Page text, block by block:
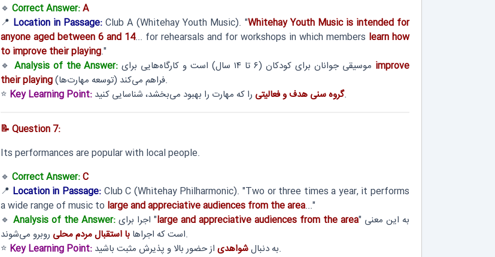
🔹 Correct Answer:A
📍 Location in Passage: Club A (Whitehay Youth Music). "Whitehay Youth Music is intended for
anyone aged between 6 and 14... for rehearsals and for workshops in which members learn how
to improve their playing."
🔹 Analysis of the Answer:
improve
their playing
(توسعه مهارت‌ها) فراهم می‌کند.
⭐ Key Learning Point: گروه سنی هدف و فعالیتیرا که مهارت را بهبود می‌بخشد، شناسایی کنید.
📝 Question 7:
Its performances are popular with local people.
🔹 Correct Answer:C
📍 Location in Passage: Club C (Whitehay Philharmonic). "Two or three times a year, it performs
a wide range of music to large and appreciative audiences from the area..."
🔹 Analysis of the Answer: اجرا برای "large and appreciative audiences from the area" به این معنی
است که اجراهابا استقبال مردم محلی
روبرو می‌شوند.
⭐ Key Learning Point: به دنبالشواهدی از حضور بالا و پذیرش مثبت باشید.